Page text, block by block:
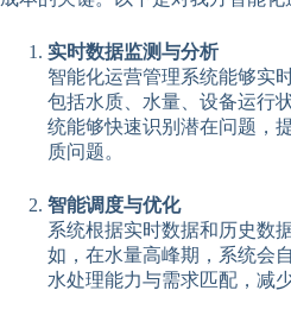
实时数据监测与分析
智能化运营管理系统能够实
包括水质、水量、设备运行
统能够快速识别潜在问题，
质问题。
智能调度与优化
系统根据实时数据和历史数
如，在水量高峰期，系统会
水处理能力与需求匹配，减